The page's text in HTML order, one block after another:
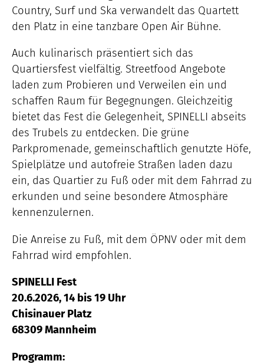
Country, Surf und Ska verwandelt das Quartett
den Platz in eine tanzbare Open Air Bühne.
Auch kulinarisch präsentiert sich das
Quartiersfest vielfältig. Streetfood Angebote
laden zum Probieren und Verweilen ein und
schaffen Raum für Begegnungen. Gleichzeitig
bietet das Fest die Gelegenheit, SPINELLI abseits
des Trubels zu entdecken. Die grüne
Parkpromenade, gemeinschaftlich genutzte Höfe,
Spielplätze und autofreie Straßen laden dazu
ein, das Quartier zu Fuß oder mit dem Fahrrad zu
erkunden und seine besondere Atmosphäre
kennenzulernen.
Die Anreise zu Fuß, mit dem ÖPNV oder mit dem
Fahrrad wird empfohlen.
SPINELLI Fest
20.6.2026, 14 bis 19 Uhr
Chisinauer Platz
68309 Mannheim
Programm: